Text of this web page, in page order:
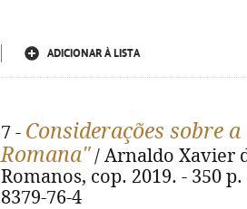
ADICIONAR À LISTA
7 - Considerações sobre
Romana"/ Arnaldo Xavier
Romanos, cop. 2019. - 350
8379-76-4